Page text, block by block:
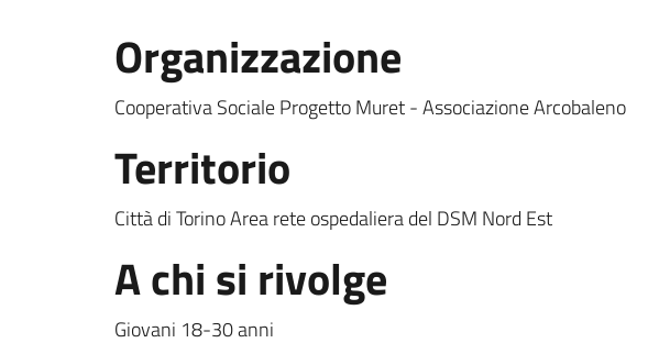
Organizzazione
Cooperativa Sociale Progetto Muret - Associazione Arcobaleno
Territorio
Città di Torino Area rete ospedaliera del DSM Nord Est
A chi si rivolge
Giovani 18-30 anni